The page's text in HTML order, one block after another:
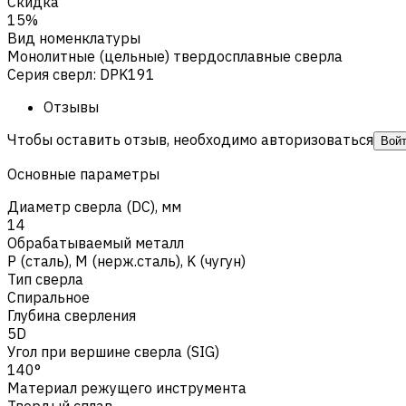
15%
Вид номенклатуры
Монолитные (цельные) твердосплавные сверла
Серия сверл: DPK191
Отзывы
Чтобы оставить отзыв, необходимо авторизоваться
Основные параметры
Диаметр сверла (DC), мм
14
Обрабатываемый металл
Р (сталь), M (нерж.сталь), K (чугун)
Тип сверла
Спиральное
Глубина сверления
5D
Угол при вершине сверла (SIG)
140°
Материал режущего инструмента